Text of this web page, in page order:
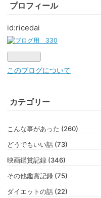
プロフィール
id:ricedai
このブログについて
カテゴリー
こんな事があった (260)
どうでもいい話 (73)
映画鑑賞記録 (346)
その他鑑賞記録 (75)
ダイエットの話 (22)